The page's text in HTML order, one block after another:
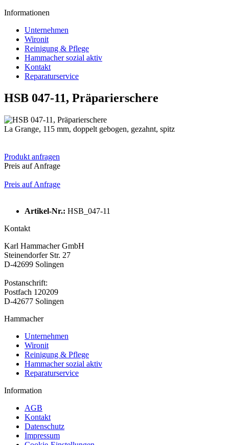
Informationen
Unternehmen
Wironit
Reinigung & Pflege
Hammacher sozial aktiv
Kontakt
Reparaturservice
HSB 047-11, Präparierschere
La Grange, 115 mm, doppelt gebogen, gezahnt, spitz
Produkt anfragen
Preis auf Anfrage
Preis auf Anfrage
Artikel-Nr.: HSB_047-11
Kontakt
Karl Hammacher GmbH
Steinendorfer Str. 27
D-42699 Solingen
Postanschrift:
Postfach 120209
D-42677 Solingen
Hammacher
Unternehmen
Wironit
Reinigung & Pflege
Hammacher sozial aktiv
Reparaturservice
Information
AGB
Kontakt
Datenschutz
Impressum